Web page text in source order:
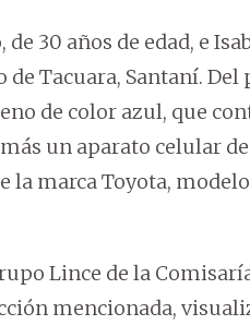
30 años de edad, e
Tacuara, Santaní. Del
de color azul, que
un aparato celular
la marca Toyota,
Lince de la
mencionada,